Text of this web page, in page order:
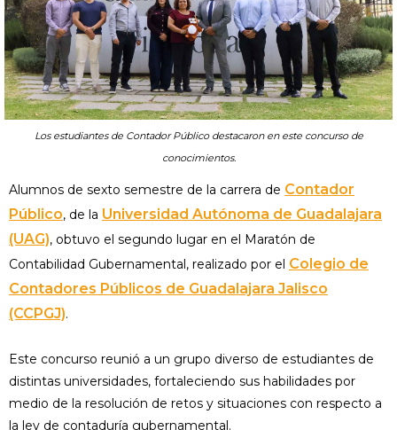
Los estudiantes de Contador Público destacaron en este concurso de
conocimientos.
Alumnos de sexto semestre de la carrera de Contador
Público, de la Universidad Autónoma de Guadalajara
(UAG), obtuvo el segundo lugar en el Maratón de
Contabilidad Gubernamental, realizado por el Colegio de
Contadores Públicos de Guadalajara Jalisco
(CCPGJ).
Este concurso reunió a un grupo diverso de estudiantes de
distintas universidades, fortaleciendo sus habilidades por
medio de la resolución de retos y situaciones con respecto a
la ley de contaduría gubernamental.